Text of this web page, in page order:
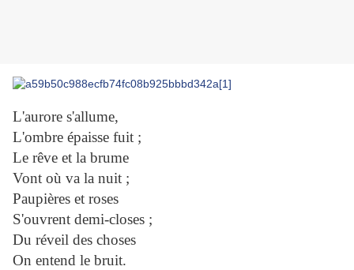
L'aurore s'allume,
L'ombre épaisse fuit ;
Le rêve et la brume
Vont où va la nuit ;
Paupières et roses
S'ouvrent demi-closes ;
Du réveil des choses
On entend le bruit.